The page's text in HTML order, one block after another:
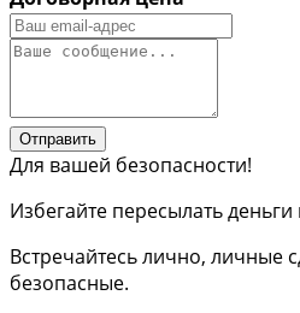
Отправить
Для вашей безопасности!
Избегайте пересылать деньги
Встречайтесь лично, личные
безопасные.